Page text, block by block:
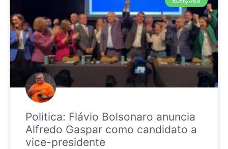
Politica: Flávio Bolsonaro anuncia
Alfredo Gaspar como candidato a
vice-presidente